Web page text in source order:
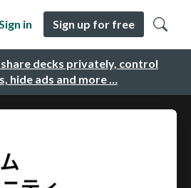
decks privately, control
hide ads and more …
in Sign up for free